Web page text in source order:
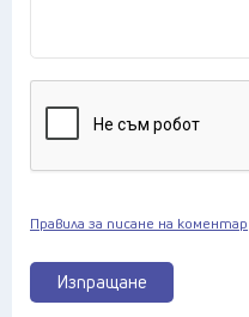
Изпращане
Правила за писане на коментар